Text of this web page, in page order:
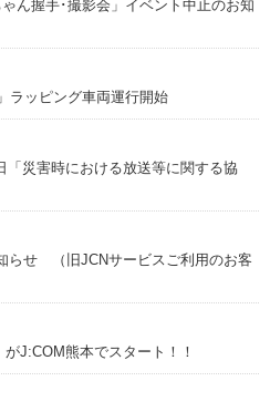
ん握手･撮影会」イベント中止のお知
ラッピング車両運行開始
「災害時における放送等に関する協
らせ （旧JCNサービスご利用のお客
J:COM熊本でスタート！！